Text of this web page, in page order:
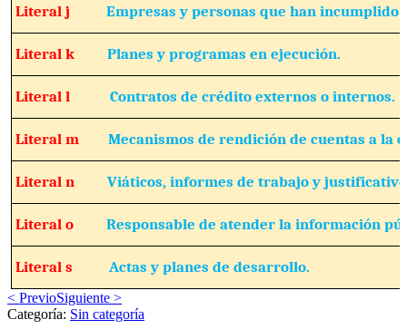
Literal jEmpresas y personas que han incumplido
Literal kPlanes y programas en ejecución.
Literal lContratos de crédito externos o internos.
Literal mMecanismos de rendición de cuentas a la
Literal nViáticos, informes de trabajo y
Literal oResponsable de atender la información
Literal s Actas y planes de desarrollo.
< PrevioSiguiente >
Categoría: Sin categoría